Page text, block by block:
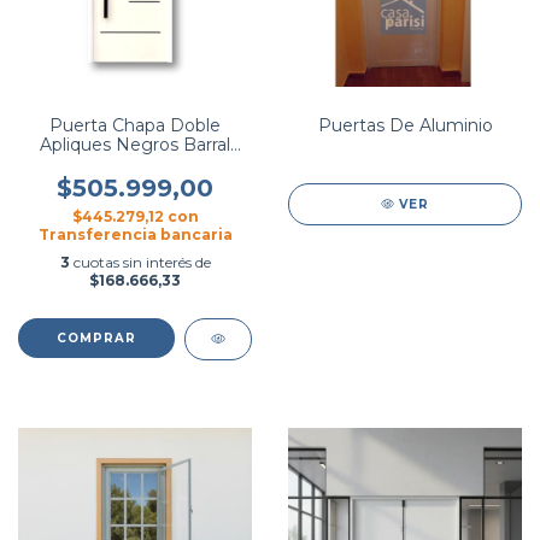
Puerta Chapa Doble
Apliques Negros Barral
Metal
$505.999,00
$445.279,12 con
Transferencia bancaria
3 cuotas sin interés de
$168.666,33
COMPRAR
Puertas De Aluminio
VER